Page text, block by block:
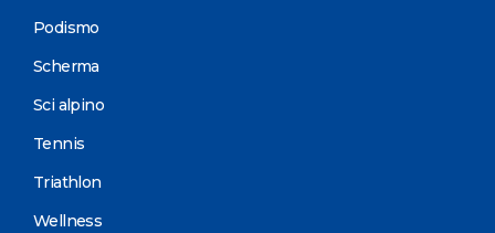
Podismo
Scherma
Sci alpino
Tennis
Triathlon
Wellness